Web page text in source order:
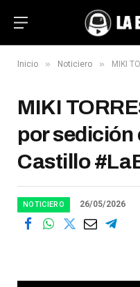
Inicio » Noticiero » MIKI
MIKI
por
Castillo
NOTICIERO 26/05/2026